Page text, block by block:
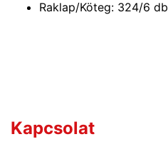
Raklap/Köteg: 324/6 db
Kapcsolat